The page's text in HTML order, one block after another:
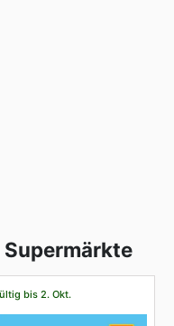
bis 2. Okt.